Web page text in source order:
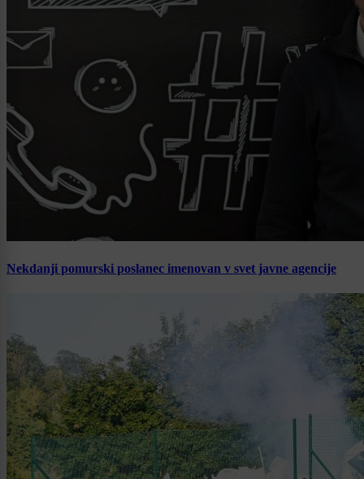
Nekdanji pomurski poslanec imenovan v svet javne agencije